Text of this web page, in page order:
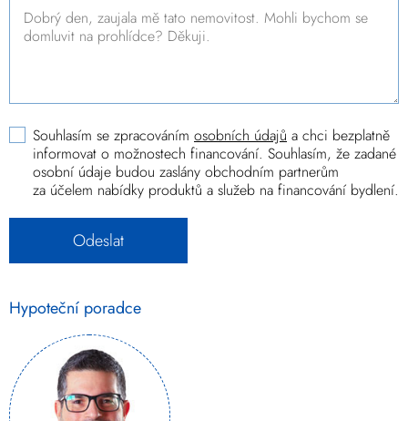
Souhlasím se zpracováním osobních údajů a chci bezplatně
informovat o možnostech financování. Souhlasím, že zadané
osobní údaje budou zaslány obchodním partnerům
za účelem nabídky produktů a služeb na financování bydlení.
Hypoteční poradce